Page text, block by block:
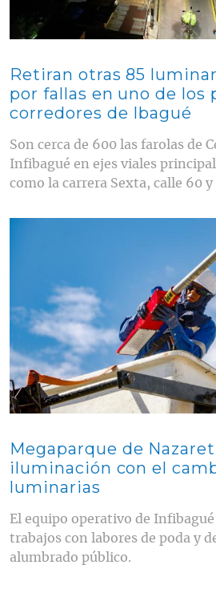
Retiran otras 85
por fallas en uno de los
corredores de Ibagué
Son cerca de 600 las farolas de
Infibagué en ejes viales
como la carrera Sexta, calle 60 y
Megaparque de
iluminación con el
luminarias
El equipo operativo de
trabajos con labores de poda y
alumbrado público.